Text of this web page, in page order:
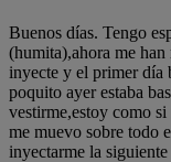
Buenos días. Tengo
(humita),ahora me
inyecte y el primer día
poquito ayer estaba
vestirme,estoy como
me muevo sobre todo
inyectarme la